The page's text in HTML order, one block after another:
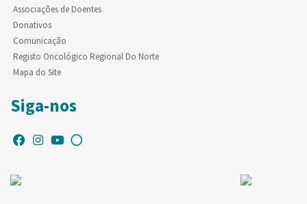
Associações de Doentes
Donativos
Comunicação
Registo Oncológico Regional Do Norte
Mapa do Site
Siga-nos